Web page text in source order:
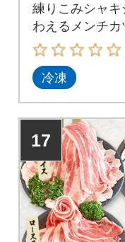
練りこみシャ
わえるメンチ
たします。
冷凍
17